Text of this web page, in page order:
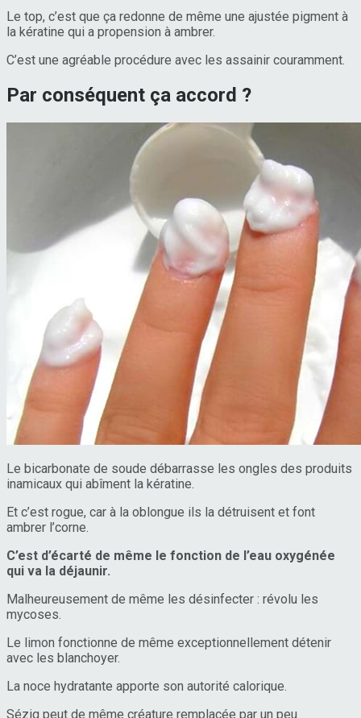
Le top, c’est que ça redonne de même une ajustée pigment à
la kératine qui a propension à ambrer.
C’est une agréable procédure avec les assainir couramment.
Par conséquent ça accord ?
Le bicarbonate de soude débarrasse les ongles des produits
inamicaux qui abîment la kératine.
Et c’est rogue, car à la oblongue ils la détruisent et font
ambrer l’corne.
C’est d’écarté de même le fonction de l’eau oxygénée
qui va la déjaunir.
Malheureusement de même les désinfecter : révolu les
mycoses.
Le limon fonctionne de même exceptionnellement détenir
avec les blanchoyer.
La noce hydratante apporte son autorité calorique.
Sézig peut de même créature remplacée par un peu